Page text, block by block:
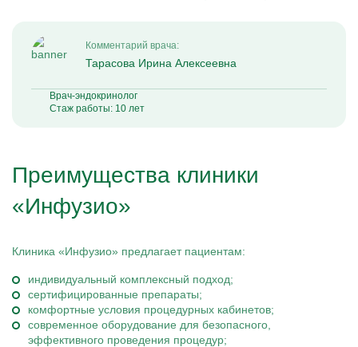
Комментарий врача:
Тарасова Ирина Алексеевна
Врач-эндокринолог
Стаж работы: 10 лет
Преимущества клиники
«Инфузио»
Клиника «Инфузио» предлагает пациентам:
индивидуальный комплексный подход;
сертифицированные препараты;
комфортные условия процедурных кабинетов;
современное оборудование для безопасного,
эффективного проведения процедур;